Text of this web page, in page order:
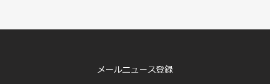
メールニュース登録